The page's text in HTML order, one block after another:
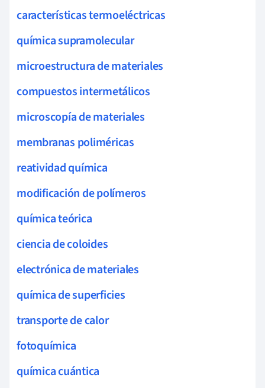
características termoeléctricas
química supramolecular
microestructura de materiales
compuestos intermetálicos
microscopía de materiales
membranas poliméricas
reatividad química
modificación de polímeros
química teórica
ciencia de coloides
electrónica de materiales
química de superficies
transporte de calor
fotoquímica
química cuántica